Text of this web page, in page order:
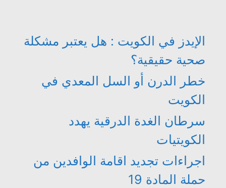
الإيدز في الكويت : هل يعتبر مشكلة
صحية حقيقية؟
خطر الدرن أو السل المعدي في
الكويت
سرطان الغدة الدرقية يهدد
الكويتيات
اجراءات تجديد اقامة الوافدين من
حملة المادة 19